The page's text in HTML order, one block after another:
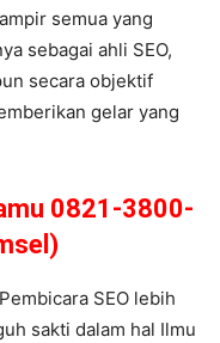
semua yang
sebagai ahli SEO,
secara objektif
gelar yang
0821-3800-
SEO lebih
sakti dalam hal Ilmu